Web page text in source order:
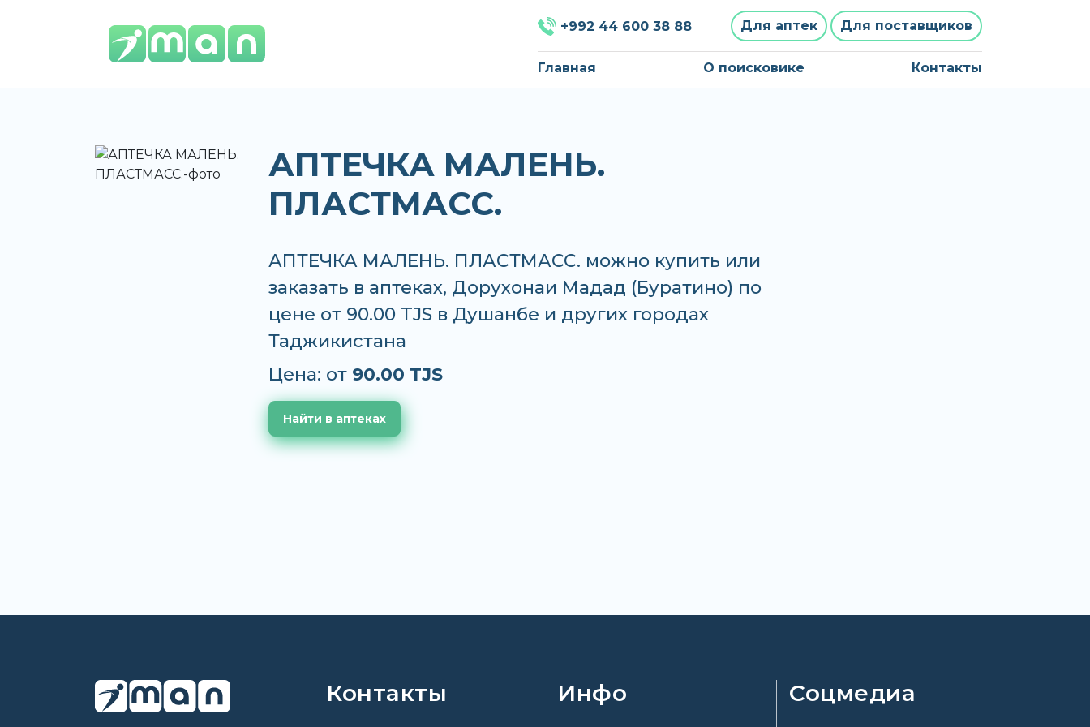
+992 44 600 38 88 Для аптек Для поставщиков
Главная О поисковике Контакты
АПТЕЧКА МАЛЕНЬ.
ПЛАСТМАСС.
АПТЕЧКА МАЛЕНЬ. ПЛАСТМАСС. можно купить или
заказать в аптеках, Дорухонаи Мадад (Буратино) по
цене от 90.00 TJS в Душанбе и других городах
Таджикистана
Цена: от 90.00 TJS
Найти в аптеках
Контакты Инфо Соцмедиа